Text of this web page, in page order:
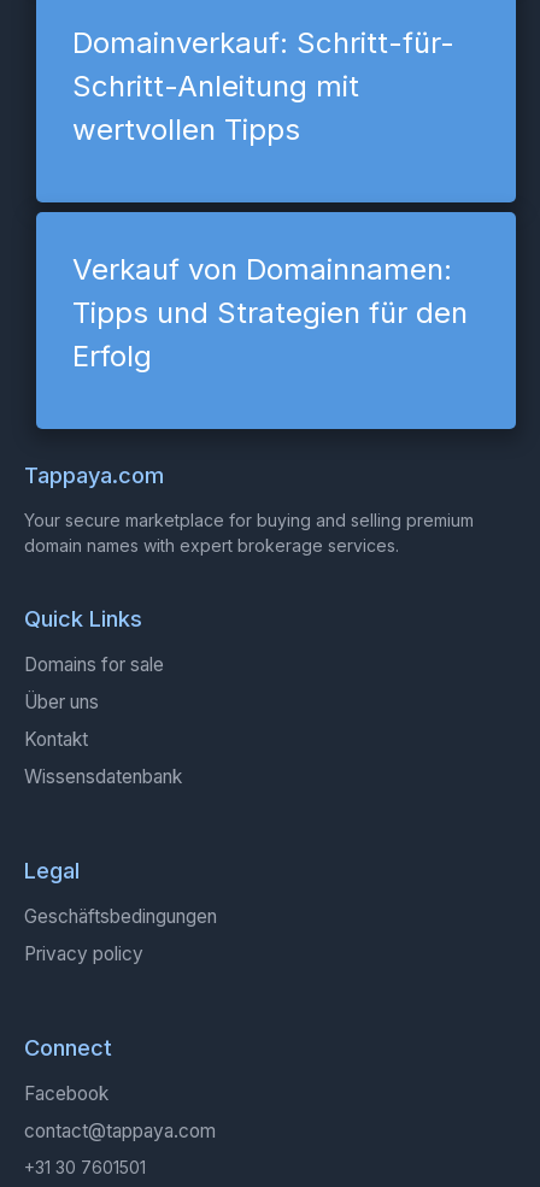
Domainverkauf: Schritt-für-
Schritt-Anleitung mit
wertvollen Tipps
Verkauf von Domainnamen:
Tipps und Strategien für den
Erfolg
Tappaya.com
Your secure marketplace for buying and selling premium
domain names with expert brokerage services.
Quick Links
Domains for sale
Über uns
Kontakt
Wissensdatenbank
Legal
Geschäftsbedingungen
Privacy policy
Connect
Facebook
contact@tappaya.com
+31 30 7601501